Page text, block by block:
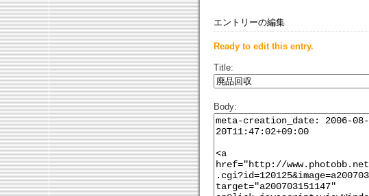
エントリーの編集
Ready to edit this entry.
Title:
Body: